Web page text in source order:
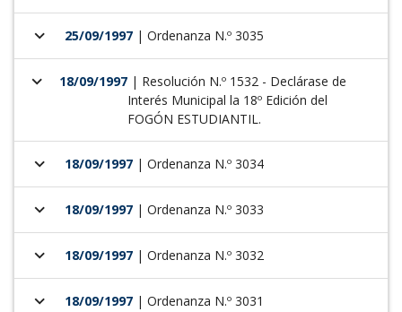
keyboard_arrow_down 25/09/1997 | Ordenanza N.º 3035
keyboard_arrow_down 18/09/1997 | Resolución N.º 1532 - Declárase de
Interés Municipal la 18º Edición del
FOGÓN ESTUDIAN­TIL.
keyboard_arrow_down 18/09/1997 | Ordenanza N.º 3034
keyboard_arrow_down 18/09/1997 | Ordenanza N.º 3033
keyboard_arrow_down 18/09/1997 | Ordenanza N.º 3032
keyboard_arrow_down 18/09/1997 | Ordenanza N.º 3031